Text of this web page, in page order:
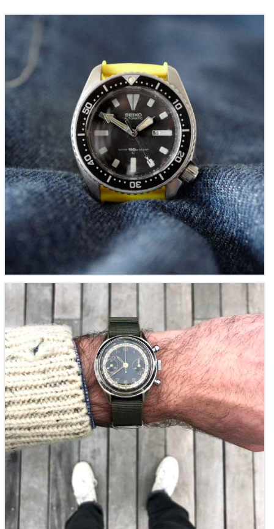
Chronographe Suisse – Military Dial